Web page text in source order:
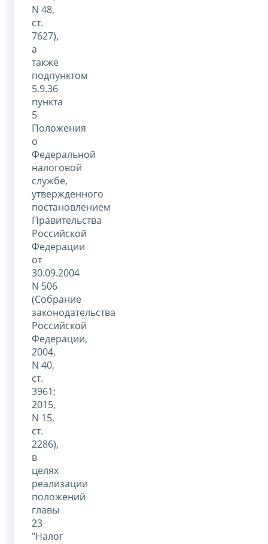
N 48,
ст.
7627),
а
также
подпунктом
5.9.36
пункта
5
Положения
о
Федеральной
налоговой
службе,
утвержденного
постановлением
Правительства
Российской
Федерации
от
30.09.2004
N 506
(Собрание
законодательства
Российской
Федерации,
2004,
N 40,
ст.
3961;
2015,
N 15,
ст.
2286),
в
целях
реализации
положений
главы
23
"Налог